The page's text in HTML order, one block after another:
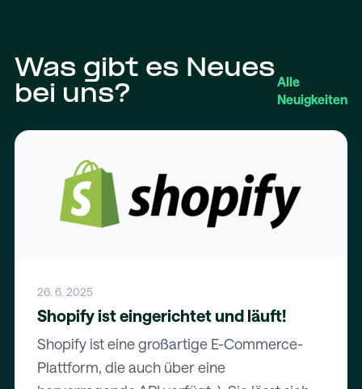
Was gibt es Neues
bei uns?
Alle
Neuigkeiten
26. 6. 2025
Shopify ist eingerichtet und läuft!
Shopify ist eine großartige E-Commerce-
Plattform, die auch über eine